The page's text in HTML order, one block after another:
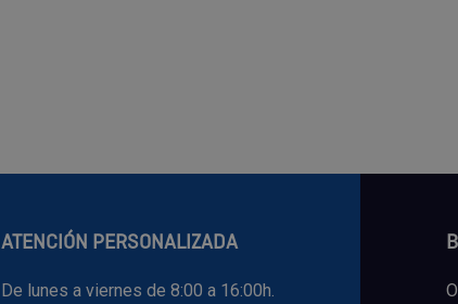
ATENCIÓN PERSONALIZADA
De lunes a viernes de 8:00 a 16:00h.